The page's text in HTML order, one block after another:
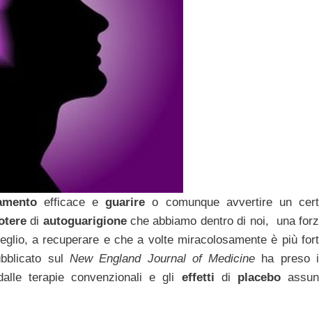
efficace eguarire o comunque avvertire un
di autoguarigioneche abbiamo dentro di noi, una
a recuperare e che a volte miracolosamente è più
sul New England Journal of Medicine ha preso
terapie convenzionali e gli effetti di placebo